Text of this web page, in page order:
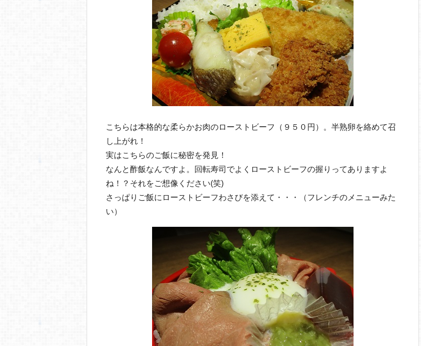
こちらは本格的な柔らかお肉のローストビーフ（９５０円）。半熟卵を絡めて召
し上がれ！
実はこちらのご飯に秘密を発見！
なんと酢飯なんですよ。回転寿司でよくローストビーフの握りってありますよ
ね！？それをご想像ください(笑)
さっぱりご飯にローストビーフわさびを添えて・・・（フレンチのメニューみた
い）